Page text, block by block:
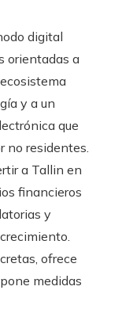
digital
orientadas a
y a un
que
no residentes.
a Tallin en
financieros
y
ofrece
medidas